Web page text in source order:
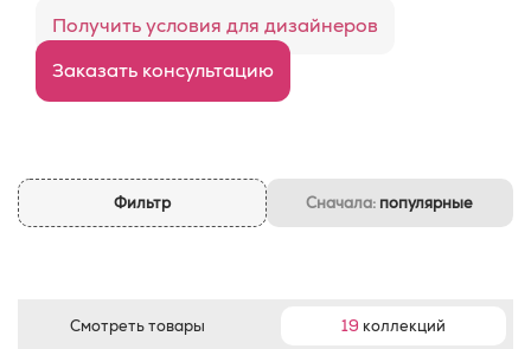
Получить условия для дизайнеров
Заказать консультацию
Фильтр Сначала: популярные
Смотреть товары 19 коллекций